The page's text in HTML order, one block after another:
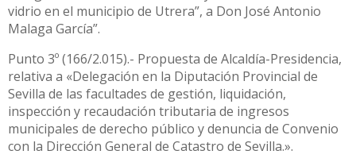
vidrio en el municipio de Utrera”, a Don José Antonio
Malaga García”.
Punto 3º (166/2.015).- Propuesta de Alcaldía-Presidencia,
relativa a «Delegación en la Diputación Provincial de
Sevilla de las facultades de gestión, liquidación,
inspección y recaudación tributaria de ingresos
municipales de derecho público y denuncia de Convenio
con la Dirección General de Catastro de Sevilla.».